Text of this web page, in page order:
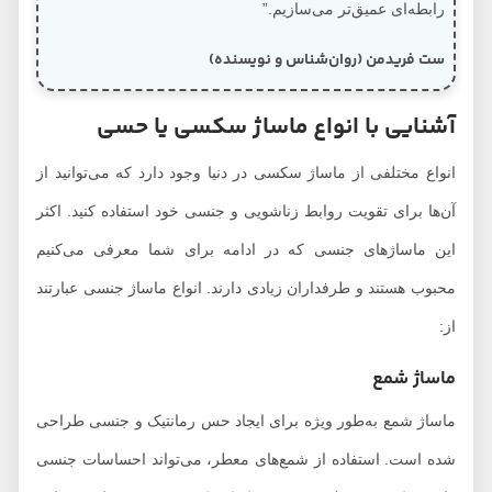
رابطه‌ای عمیق‌تر می‌سازیم.”
ست فریدمن (روان‌شناس و نویسنده)
آشنایی با انواع ماساژ سکسی یا حسی
انواع مختلفی از ماساژ سکسی در دنیا وجود دارد که می‌توانید از
آن‌ها برای تقویت روابط زناشویی و جنسی خود استفاده کنید. اکثر
این ماساژهای جنسی که در ادامه برای شما معرفی می‌کنیم
محبوب هستند و طرفداران زیادی دارند. انواع ماساژ جنسی عبارتند
ماساژ شمع
ماساژ شمع به‌طور ویژه برای ایجاد حس رمانتیک و جنسی طراحی
شده است. استفاده از شمع‌های معطر، می‌تواند احساسات جنسی